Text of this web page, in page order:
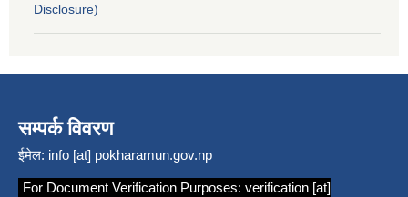
Disclosure)
सम्पर्क विवरण
ईमेल: info [at] pokharamun.gov.np
For Document Verification Purposes: verification [at]